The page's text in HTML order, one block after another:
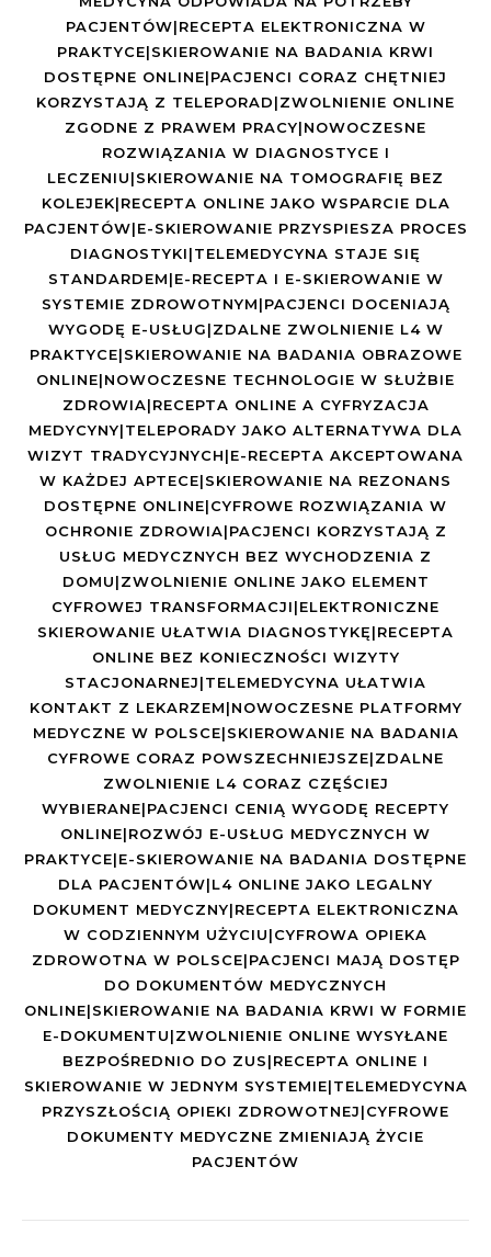
PACJENTÓW|RECEPTA ELEKTRONICZNA W
PRAKTYCE|SKIEROWANIE NA BADANIA KRWI
DOSTĘPNE ONLINE|PACJENCI CORAZ CHĘTNIEJ
KORZYSTAJĄ Z TELEPORAD|ZWOLNIENIE ONLINE
ZGODNE Z PRAWEM PRACY|NOWOCZESNE
ROZWIĄZANIA W DIAGNOSTYCE I
LECZENIU|SKIEROWANIE NA TOMOGRAFIĘ BEZ
KOLEJEK|RECEPTA ONLINE JAKO WSPARCIE DLA
PACJENTÓW|E-SKIEROWANIE PRZYSPIESZA PROCES
DIAGNOSTYKI|TELEMEDYCYNA STAJE SIĘ
STANDARDEM|E-RECEPTA I E-SKIEROWANIE W
SYSTEMIE ZDROWOTNYM|PACJENCI DOCENIAJĄ
WYGODĘ E-USŁUG|ZDALNE ZWOLNIENIE L4 W
PRAKTYCE|SKIEROWANIE NA BADANIA OBRAZOWE
ONLINE|NOWOCZESNE TECHNOLOGIE W SŁUŻBIE
ZDROWIA|RECEPTA ONLINE A CYFRYZACJA
MEDYCYNY|TELEPORADY JAKO ALTERNATYWA DLA
WIZYT TRADYCYJNYCH|E-RECEPTA AKCEPTOWANA
W KAŻDEJ APTECE|SKIEROWANIE NA REZONANS
DOSTĘPNE ONLINE|CYFROWE ROZWIĄZANIA W
OCHRONIE ZDROWIA|PACJENCI KORZYSTAJĄ Z
USŁUG MEDYCZNYCH BEZ WYCHODZENIA Z
DOMU|ZWOLNIENIE ONLINE JAKO ELEMENT
CYFROWEJ TRANSFORMACJI|ELEKTRONICZNE
SKIEROWANIE UŁATWIA DIAGNOSTYKĘ|RECEPTA
ONLINE BEZ KONIECZNOŚCI WIZYTY
STACJONARNEJ|TELEMEDYCYNA UŁATWIA
KONTAKT Z LEKARZEM|NOWOCZESNE PLATFORMY
MEDYCZNE W POLSCE|SKIEROWANIE NA BADANIA
CYFROWE CORAZ POWSZECHNIEJSZE|ZDALNE
ZWOLNIENIE L4 CORAZ CZĘŚCIEJ
WYBIERANE|PACJENCI CENIĄ WYGODĘ RECEPTY
ONLINE|ROZWÓJ E-USŁUG MEDYCZNYCH W
PRAKTYCE|E-SKIEROWANIE NA BADANIA DOSTĘPNE
DLA PACJENTÓW|L4 ONLINE JAKO LEGALNY
DOKUMENT MEDYCZNY|RECEPTA ELEKTRONICZNA
W CODZIENNYM UŻYCIU|CYFROWA OPIEKA
ZDROWOTNA W POLSCE|PACJENCI MAJĄ DOSTĘP
DO DOKUMENTÓW MEDYCZNYCH
ONLINE|SKIEROWANIE NA BADANIA KRWI W FORMIE
E-DOKUMENTU|ZWOLNIENIE ONLINE WYSYŁANE
BEZPOŚREDNIO DO ZUS|RECEPTA ONLINE I
SKIEROWANIE W JEDNYM SYSTEMIE|TELEMEDYCYNA
PRZYSZŁOŚCIĄ OPIEKI ZDROWOTNEJ|CYFROWE
DOKUMENTY MEDYCZNE ZMIENIAJĄ ŻYCIE
PACJENTÓW